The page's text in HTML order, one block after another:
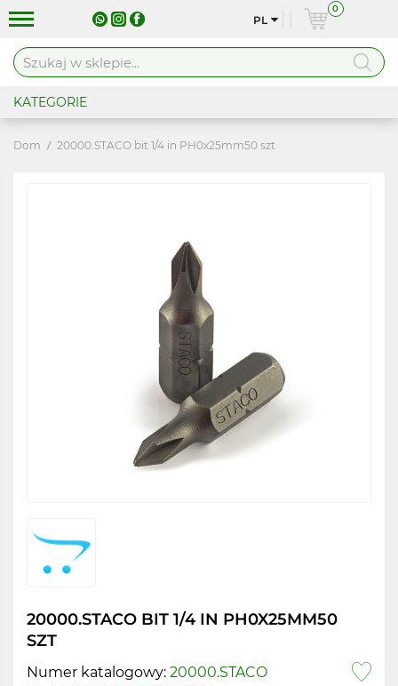
PL
0
KATEGORIE
Dom 20000.STACO bit 1/4 in PH0x25mm50 szt
20000.STACO BIT 1/4 IN PH0X25MM50
SZT
Numer katalogowy: 20000.STACO